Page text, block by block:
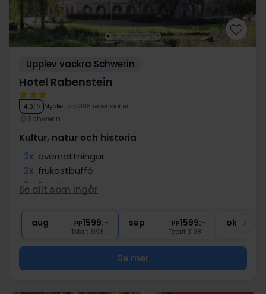
Upplev vackra Schwerin
Hotel Rabenstein
4.0/ 5 Mycket bra 398 recensioner
Schwerin
Kultur, natur och historia
2x övernattningar
2x frukostbuffé
2x 2-rättersmeny
Gratis parkering
∞ Gratis internet
Se allt som ingår
aug pp1599:-
Totalt 3198:-
sep pp1599:-
Totalt 3198:-
okt
Se mer